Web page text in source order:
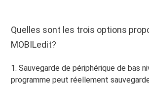
Quelles sont les trois options
MOBILedit?
1. Sauvegarde de périphérique de bas
programme peut réellement